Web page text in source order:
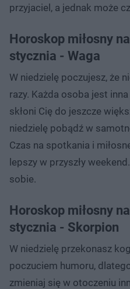
przyjaciel, a jednak może
Horoskop miłosny
stycznia - Waga
W niedzielę poczujesz, że
razy. Każda osoba jest
skłoni Cię do jeszcze
niedzielę pobądź w
Czas na spotkania i
lepszy w przyszły
sobie.
Horoskop miłosny
stycznia - Skorpion
W niedzielę przekonasz
poczuciem humoru,
zmieniaj się w otoczeniu